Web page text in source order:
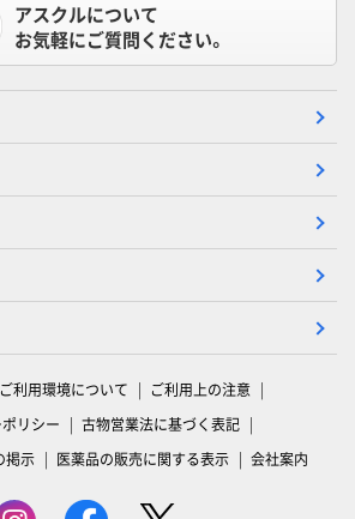
アスクルについて
お気軽にご質問ください。
ご利用環境について
ご利用上の注意
リシー
古物営業法に基づく表記
掲示
医薬品の販売に関する表示 会社案内